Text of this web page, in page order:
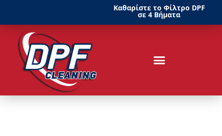
Καθαρίστε το Φίλτρο DPF
σε 4 Βήματα